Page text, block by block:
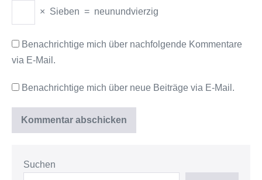
× Sieben = neunundvierzig
Benachrichtige mich über nachfolgende Kommentare
via E-Mail.
Benachrichtige mich über neue Beiträge via E-Mail.
Suchen